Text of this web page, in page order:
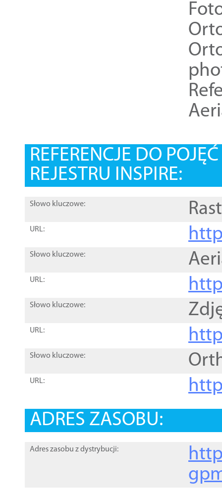
REFERENCJE DO
REJESTRU INSPIRE:
Słowo kluczowe:
URL:
Słowo kluczowe:
URL:
Słowo kluczowe:
URL:
Słowo kluczowe:
URL:
ADRES ZASOBU:
Adres zasobu z dystrybucji: